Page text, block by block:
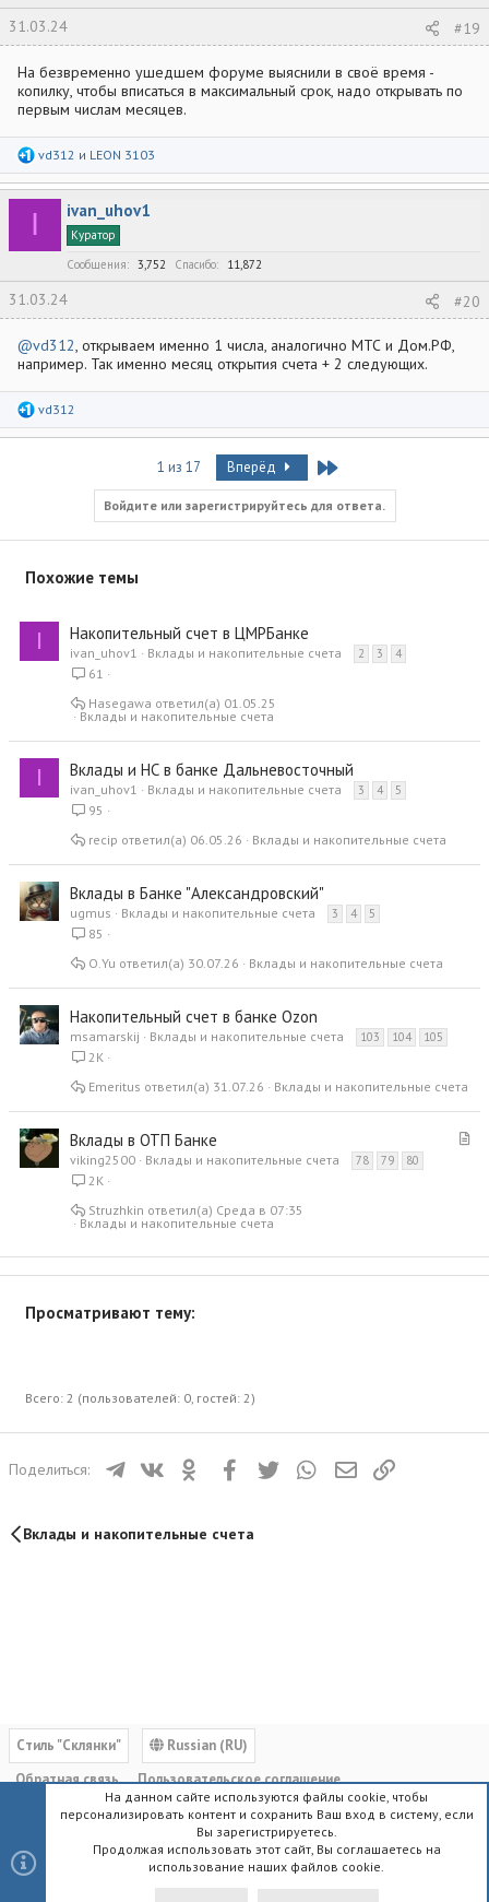
31.03.24 #19
На безвременно ушедшем форуме выяснили в своё время -
копилку, чтобы вписаться в максимальный срок, надо открывать по
первым числам месяцев.
Р
а
к
vd312 и LEON 3103
I ivan_uhov1
Куратор
Сообщения
3,752 Спасибо 11,872
31.03.24 #20
@vd312, открываем именно 1 числа, аналогично МТС и Дом.РФ,
например. Так именно месяц открытия счета + 2 следующих.
Р
а
vd312
1 из 17 Вперёд Last
Войдите или зарегистрируйтесь для ответа.
Похожие темы
I Накопительный счет в ЦМРБанке
ivan_uhov1 Вклады и накопительные счета 2 3 4
61
Вклады и накопительные счета
01.05.25
Hasegawa
I Вклады и НС в банке Дальневосточный
ivan_uhov1 Вклады и накопительные счета 3 4 5
95
Вклады и накопительные счета
06.05.26
recip
Вклады в Банке "Александровский"
ugmus Вклады и накопительные счета 3 4 5
85
Вклады и накопительные счета
30.07.26
O.Yu
Накопительный счет в банке Ozon
msamarskij Вклады и накопительные счета 103 104 105
2K
Вклады и накопительные счета
31.07.26
Emeritus
С
Вклады в ОТП Банке
viking2500 Вклады и накопительные счета 78 79 80
2K
Вклады и накопительные счета
Среда в 07:35
Struzhkin
Просматривают тему:
Всего: 2 (пользователей: 0, гостей: 2)
Поделиться: ТелеграмВКонтактеОдноклассники
FacebookTwitter WhatsAppЭлектронная почта
Вклады и накопительные счета
Cтиль "Склянки"
Russian (RU)
Обратная связь
Пользовательское соглашение
Политика конфиденциальности
Помощь Главная
R
S
Community platform by XenForo® © 2010-2023 XenForo Ltd.
На данном сайте используются файлы cookie, чтобы
персонализировать контент и сохранить Ваш вход в систему, если
Вы зарегистрируетесь.
Продолжая использовать этот сайт, Вы соглашаетесь на
использование наших файлов cookie.